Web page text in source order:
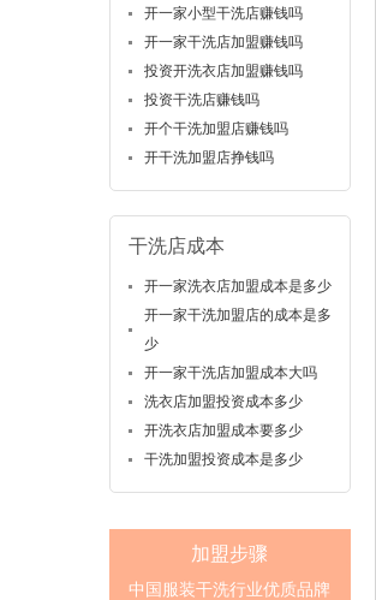
开一家小型干洗店赚钱吗
开一家干洗店加盟赚钱吗
投资开洗衣店加盟赚钱吗
投资干洗店赚钱吗
开个干洗加盟店赚钱吗
开干洗加盟店挣钱吗
干洗店成本
开一家洗衣店加盟成本是多少
开一家干洗加盟店的成本是多
少
开一家干洗店加盟成本大吗
洗衣店加盟投资成本多少
开洗衣店加盟成本要多少
干洗加盟投资成本是多少
加盟步骤
中国服装干洗行业优质品牌